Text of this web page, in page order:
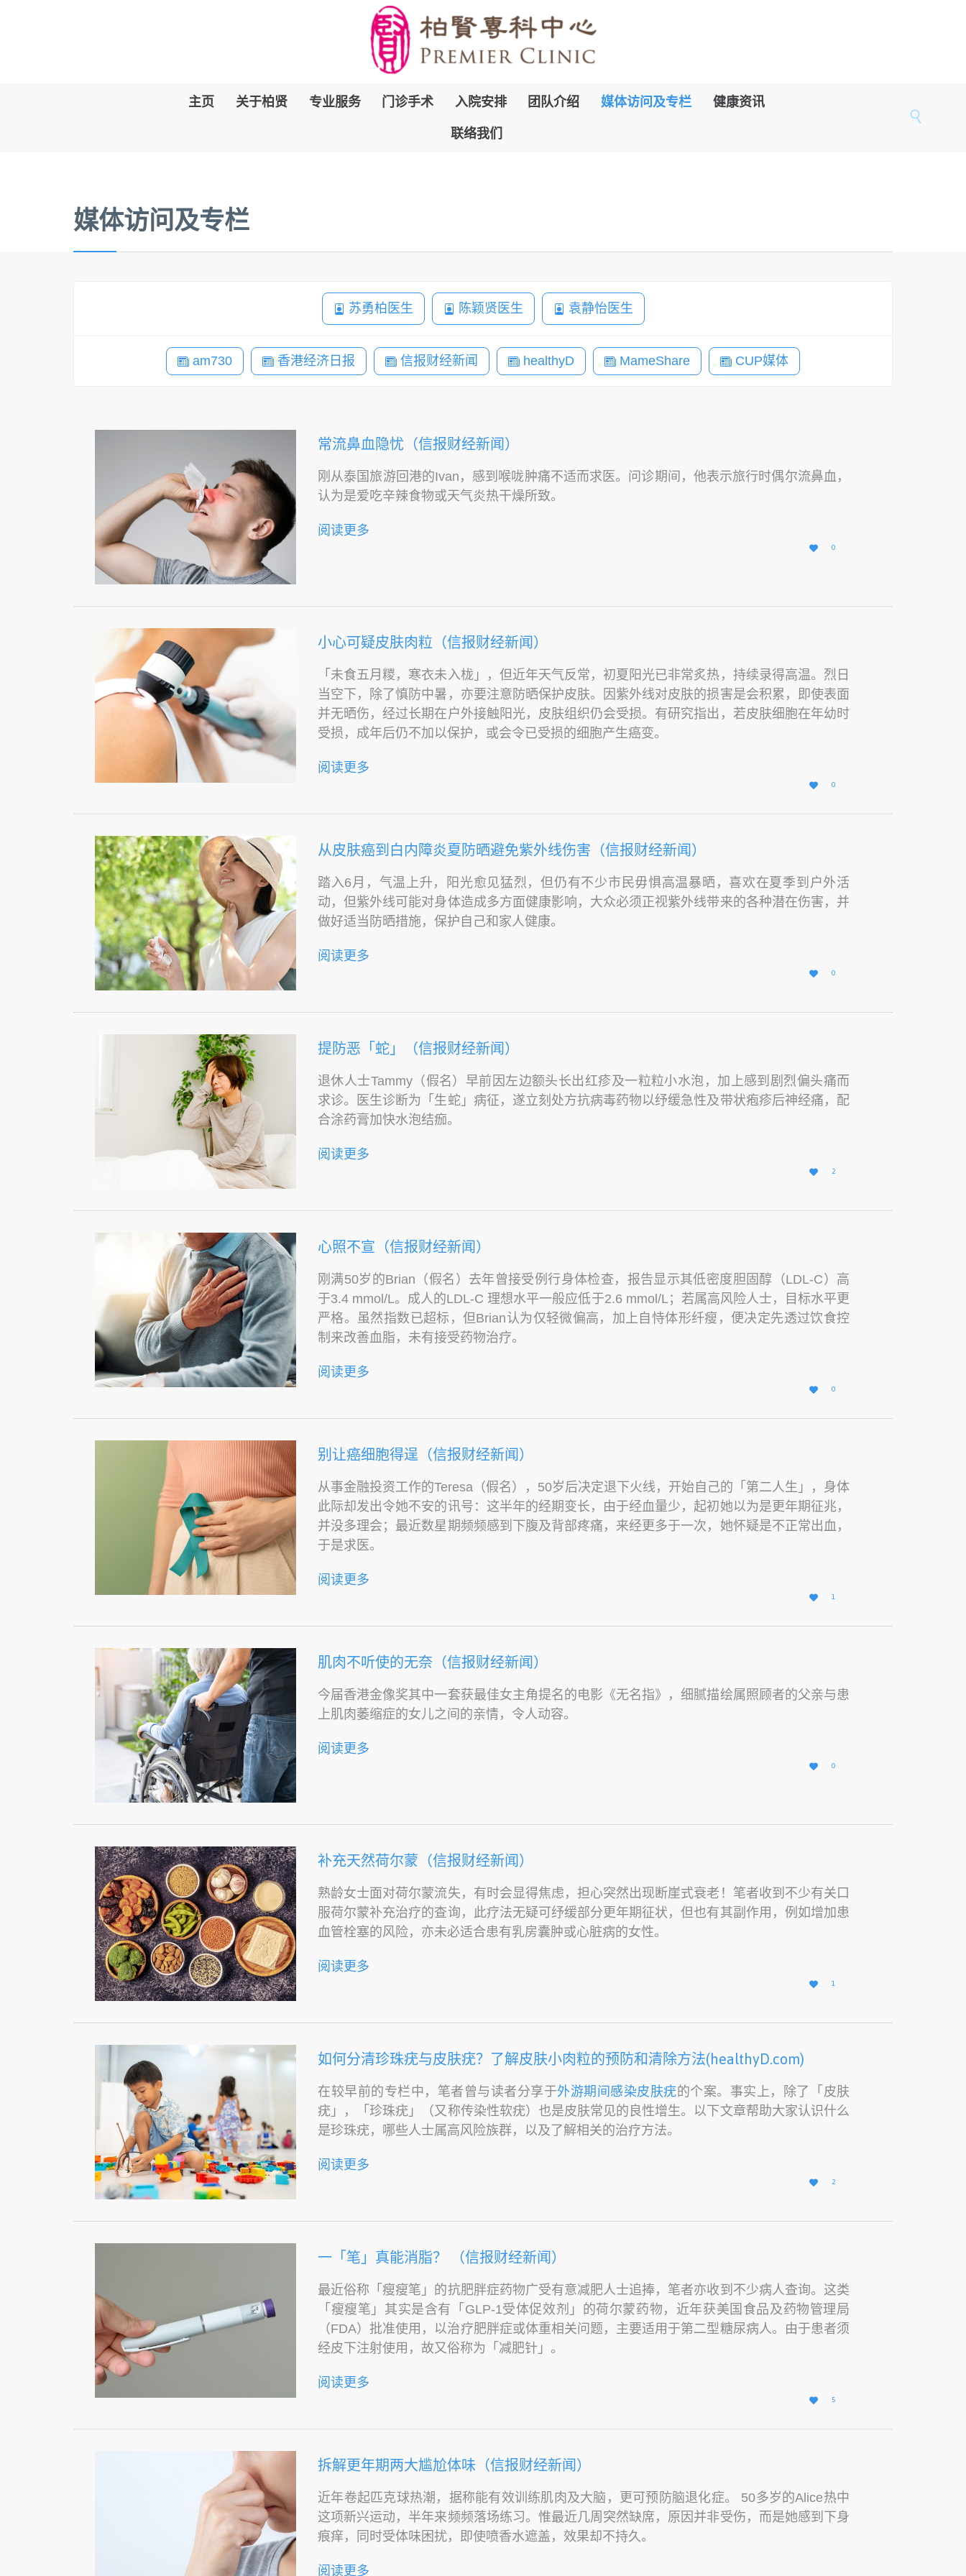
跳
内
主页 关于柏贤 专业服务 门诊手术 入院安排 团队介绍 媒体访问及专栏 健康资讯
联络我们

媒体访问及专栏
苏勇柏医生 陈颖贤医生 袁静怡医生
am730 香港经济日报 信报财经新闻 healthyD MameShare CUP媒体
常流鼻血隐忧（信报财经新闻）
刚从泰国旅游回港的Ivan，感到喉咙肿痛不适而求医。问诊期间，他表示旅行时偶尔流鼻血，
认为是爱吃辛辣食物或天气炎热干燥所致。
阅读更多

爱
它
0
小心可疑皮肤肉粒（信报财经新闻）
「未食五月糭，寒衣未入栊」，但近年天气反常，初夏阳光已非常炙热，持续录得高温。烈日
当空下，除了慎防中暑，亦要注意防晒保护皮肤。因紫外线对皮肤的损害是会积累，即使表面
并无晒伤，经过长期在户外接触阳光，皮肤组织仍会受损。有研究指出，若皮肤细胞在年幼时
受损，成年后仍不加以保护，或会令已受损的细胞产生癌变。
阅读更多

爱
它
0
从皮肤癌到白内障炎夏防晒避免紫外线伤害（信报财经新闻）
踏入6月，气温上升，阳光愈见猛烈，但仍有不少市民毋惧高温暴晒，喜欢在夏季到户外活
动，但紫外线可能对身体造成多方面健康影响，大众必须正视紫外线带来的各种潜在伤害，并
做好适当防晒措施，保护自己和家人健康。
阅读更多

爱
它
0
提防恶「蛇」（信报财经新闻）
退休人士Tammy（假名）早前因左边额头长出红疹及一粒粒小水泡，加上感到剧烈偏头痛而
求诊。医生诊断为「生蛇」病征，遂立刻处方抗病毒药物以纾缓急性及带状疱疹后神经痛，配
合涂药膏加快水泡结痂。
阅读更多

爱
它
2
心照不宣（信报财经新闻）
刚满50岁的Brian（假名）去年曾接受例行身体检查，报告显示其低密度胆固醇（LDL-C）高
于3.4 mmol/L。成人的LDL-C 理想水平一般应低于2.6 mmol/L；若属高风险人士，目标水平更
严格。虽然指数已超标，但Brian认为仅轻微偏高，加上自恃体形纤瘦，便决定先透过饮食控
制来改善血脂，未有接受药物治疗。
阅读更多

爱
它
0
别让癌细胞得逞（信报财经新闻）
从事金融投资工作的Teresa（假名），50岁后决定退下火线，开始自己的「第二人生」，身体
此际却发出令她不安的讯号：这半年的经期变长，由于经血量少，起初她以为是更年期征兆，
并没多理会；最近数星期频频感到下腹及背部疼痛，来经更多于一次，她怀疑是不正常出血，
于是求医。
阅读更多

爱
它
1
肌肉不听使的无奈（信报财经新闻）
今届香港金像奖其中一套获最佳女主角提名的电影《无名指》，细腻描绘属照顾者的父亲与患
上肌肉萎缩症的女儿之间的亲情，令人动容。
阅读更多

爱
它
0
补充天然荷尔蒙（信报财经新闻）
熟龄女士面对荷尔蒙流失，有时会显得焦虑，担心突然出现断崖式衰老！笔者收到不少有关口
服荷尔蒙补充治疗的查询，此疗法无疑可纾缓部分更年期征状，但也有其副作用，例如增加患
血管栓塞的风险，亦未必适合患有乳房囊肿或心脏病的女性。
阅读更多

爱
它
1
如何分清珍珠疣与皮肤疣？了解皮肤小肉粒的预防和清除方法(healthyD.com)
在较早前的专栏中，笔者曾与读者分享于外游期间感染皮肤疣的个案。事实上，除了「皮肤
疣」，「珍珠疣」（又称传染性软疣）也是皮肤常见的良性增生。以下文章帮助大家认识什么
是珍珠疣，哪些人士属高风险族群，以及了解相关的治疗方法。
阅读更多

爱
它
2
一「笔」真能消脂？ （信报财经新闻）
最近俗称「瘦瘦笔」的抗肥胖症药物广受有意减肥人士追捧，笔者亦收到不少病人查询。这类
「瘦瘦笔」其实是含有「GLP-1受体促效剂」的荷尔蒙药物，近年获美国食品及药物管理局
（FDA）批准使用，以治疗肥胖症或体重相关问题，主要适用于第二型糖尿病人。由于患者须
经皮下注射使用，故又俗称为「减肥针」。
阅读更多

爱
它
5
拆解更年期两大尴尬体味（信报财经新闻）
近年卷起匹克球热潮，据称能有效训练肌肉及大脑，更可预防脑退化症。 50多岁的Alice热中
这项新兴运动，半年来频频落场练习。惟最近几周突然缺席，原因并非受伤，而是她感到下身
痕痒，同时受体味困扰，即使喷香水遮盖，效果却不持久。
阅读更多